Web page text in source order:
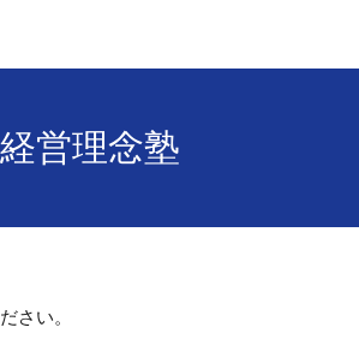
経営理念塾
さい。